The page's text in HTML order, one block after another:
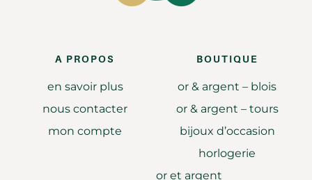
A PROPOS
en savoir plus
nous contacter
mon compte
BOUTIQUE
or & argent – blois
or & argent – tours
bijoux d’occasion
horlogerie
or et argent